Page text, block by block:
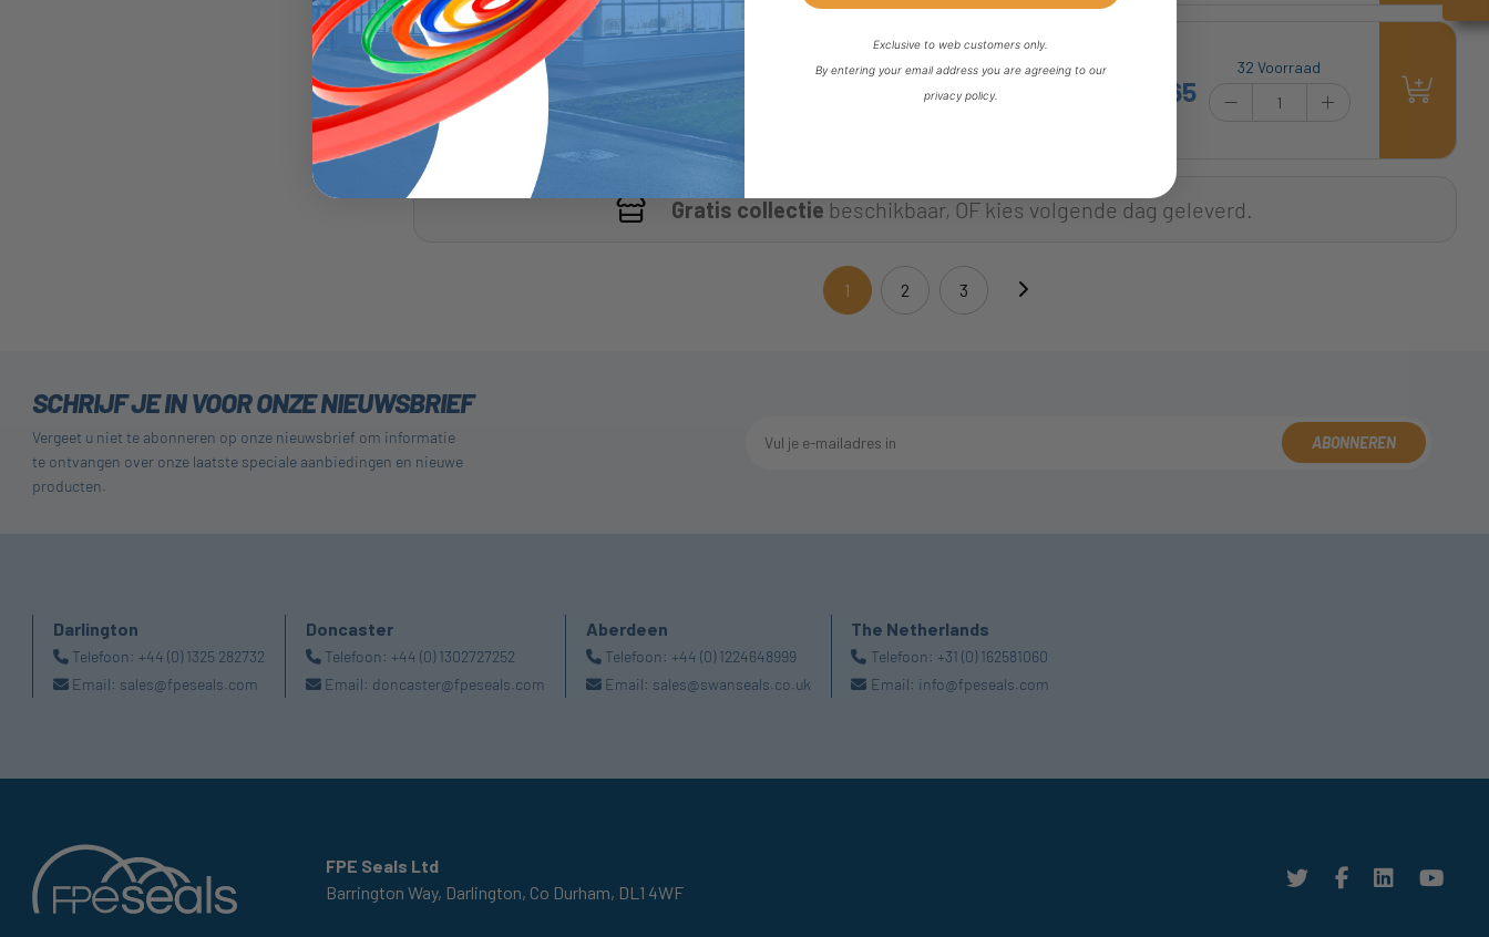
Afmetingen : Cilinderboring : 60 mm | Ø A : 30 mm | B : 95.5 mm | C : 61 mm | D : 65
mm | E : 2 mm | F : 28 mm | G : 22 mm | Ø H : 70 mm | Lager gemonteerd : OGE030DO |
118 | Dynamische : 62
32 Voorraad
£31.65
Gratis collectie beschikbaar, OF kies volgende dag geleverd.
1(current)
2 3
SCHRIJF JE IN VOOR ONZE NIEUWSBRIEF
Vergeet u niet te abonneren op onze nieuwsbrief om informatie
te ontvangen over onze laatste speciale aanbiedingen en nieuwe
producten.
ABONNEREN
Darlington
Telefoon: +44 (0) 1325 282732
Email: sales@fpeseals.com
Doncaster
Telefoon: +44 (0) 1302727252
Email: doncaster@fpeseals.com
Aberdeen
Telefoon: +44 (0) 1224648999
Email: sales@swanseals.co.uk
The Netherlands
Telefoon: +31 (0) 162581060
Email: info@fpeseals.com
FPE Seals Ltd
Barrington Way, Darlington, Co Durham, DL1 4WF
Exclusive to web customers only.
By entering your email address you are agreeing to our
privacy policy.